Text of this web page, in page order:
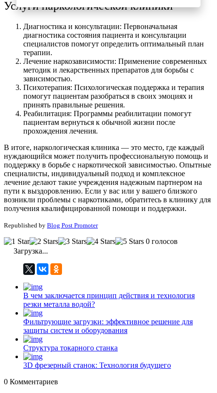
Услуги наркологической клиники
Диагностика и консультации: Первоначальная
диагностика состояния пациента и консультации
специалистов помогут определить оптимальный план
терапии.
Лечение наркозависимости: Применение современных
методик и лекарственных препаратов для борьбы с
зависимостью.
Психотерапия: Психологическая поддержка и терапия
помогут пациентам разобраться в своих эмоциях и
принять правильные решения.
Реабилитация: Программы реабилитации помогут
пациентам вернуться к обычной жизни после
прохождения лечения.
В итоге, наркологическая клиника — это место, где каждый
нуждающийся может получить профессиональную помощь и
поддержку в борьбе с наркотической зависимостью. Опытные
специалисты, индивидуальный подход и комплексное
лечение делают такие учреждения надежным партнером на
пути к выздоровлению. Если у вас или у вашего близкого
возникли проблемы с наркотиками, обратитесь в клинику для
получения квалифицированной помощи и поддержки.
Republished by Blog Post Promoter
0 голосов
Загрузка...
В чем заключается принцип действия и технология
резки металла водой?
Фильтрующие загрузки: эффективное решение для
защиты систем и оборудования
Структура токарного станка
3D фрезерный станок: Технология будущего
0 Комментариев